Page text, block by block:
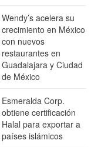
Wendy’s acelera su
crecimiento en México
con nuevos
restaurantes en
Guadalajara y Ciudad
de México
Esmeralda Corp.
obtiene certificación
Halal para exportar a
países islámicos